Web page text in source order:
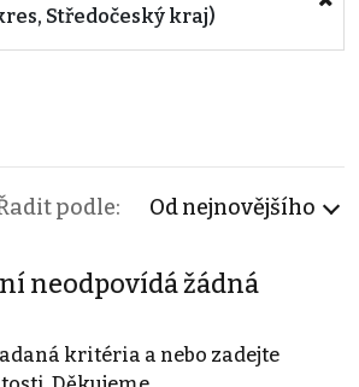
Středočeský kraj)
podle: Od nejnovějšího
neodpovídá žádná
kritéria a nebo zadejte